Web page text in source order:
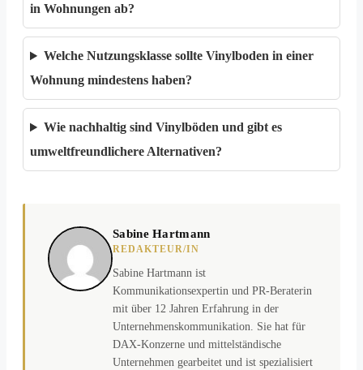
in Wohnungen ab?
Welche Nutzungsklasse sollte Vinylboden in einer
Wohnung mindestens haben?
Wie nachhaltig sind Vinylböden und gibt es
umweltfreundlichere Alternativen?
Sabine Hartmann
REDAKTEUR/IN
Sabine Hartmann ist
Kommunikationsexpertin und PR-Beraterin
mit über 12 Jahren Erfahrung in der
Unternehmenskommunikation. Sie hat für
DAX-Konzerne und mittelständische
Unternehmen gearbeitet und ist spezialisiert